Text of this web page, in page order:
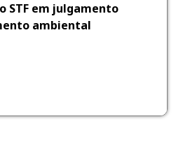
STF em julgamento
ambiental